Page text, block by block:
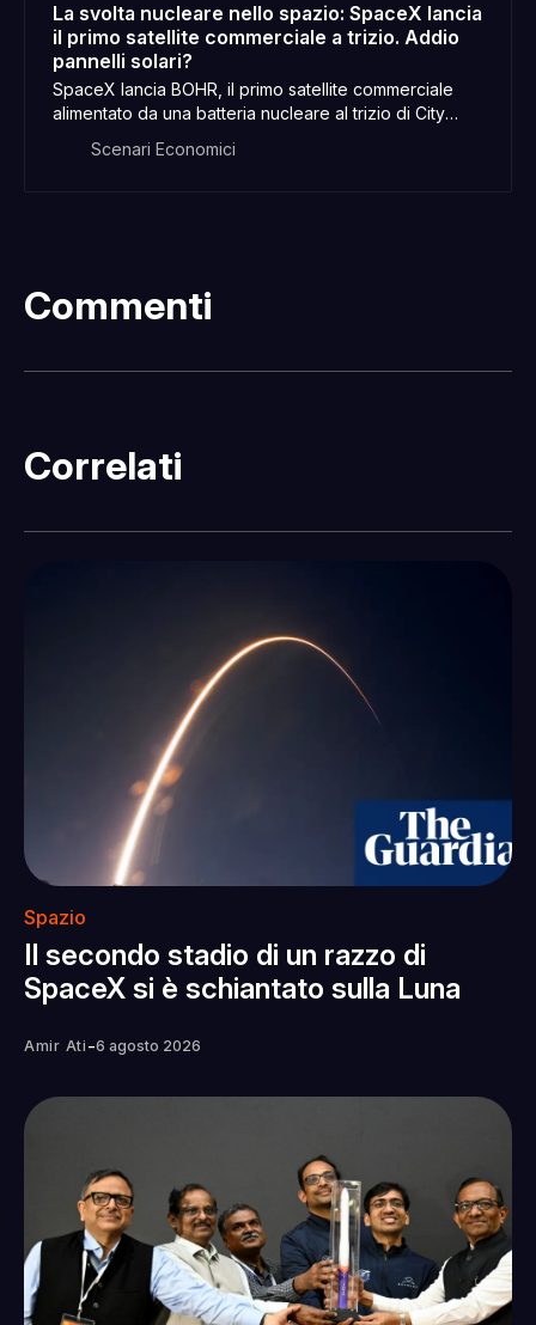
La svolta nucleare nello spazio: SpaceX lancia
il primo satellite commerciale a trizio. Addio
pannelli solari?
SpaceX lancia BOHR, il primo satellite commerciale
alimentato da una batteria nucleare al trizio di City
la dipendenza dai pannelli solari nello spazio
Scenari Economici
Commenti
Correlati
Spazio
Il secondo stadio di un razzo di
SpaceX si è schiantato sulla Luna
Amir Ati -6 agosto 2026